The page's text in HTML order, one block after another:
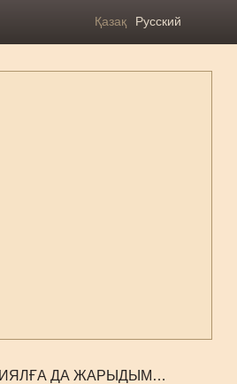
Қазақ Русский
ДА ЖАРЫДЫМ…